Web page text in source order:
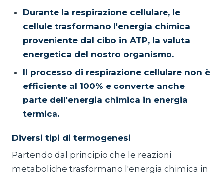
Durante la respirazione cellulare, le
cellule trasformano l'energia chimica
proveniente dal cibo in ATP, la valuta
energetica del nostro organismo.
Il processo di respirazione cellulare non è
efficiente al 100% e converte anche
parte dell'energia chimica in energia
termica.
Diversi tipi di termogenesi
Partendo dal principio che le reazioni
metaboliche trasformano l'energia chimica in